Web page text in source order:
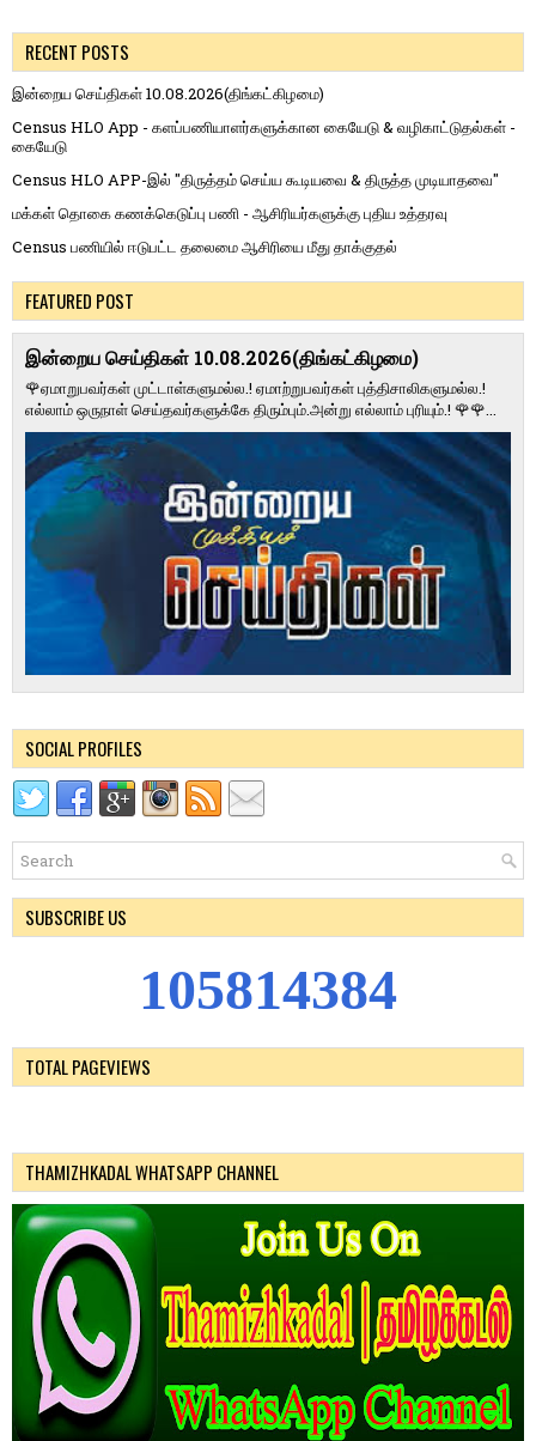
RECENT POSTS
இன்றைய செய்திகள் 10.08.2026(திங்கட்கிழமை)
Census HLO App - களப்பணியாளர்களுக்கான கையேடு & வழிகாட்டுதல்கள் -
கையேடு
Census HLO APP-இல் "திருத்தம் செய்ய கூடியவை & திருத்த முடியாதவை"
மக்கள் தொகை கணக்கெடுப்பு பணி - ஆசிரியர்களுக்கு புதிய உத்தரவு
Census பணியில் ஈடுபட்ட தலைமை ஆசிரியை மீது தாக்குதல்
FEATURED POST
இன்றைய செய்திகள் 10.08.2026(திங்கட்கிழமை)
🌹ஏமாறுபவர்கள் முட்டாள்களுமல்ல.! ஏமாற்றுபவர்கள் புத்திசாலிகளுமல்ல.!
எல்லாம் ஒருநாள் செய்தவர்களுக்கே திரும்பும்.அன்று எல்லாம் புரியும்.! 🌹🌹...
SOCIAL PROFILES
SUBSCRIBE US
105814384
TOTAL PAGEVIEWS
THAMIZHKADAL WHATSAPP CHANNEL